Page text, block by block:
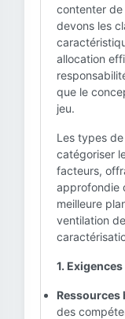
contenter de
devons les
allocation
que le
jeu.
Les types
catégoriser
facteurs,
approfondie
meilleure
ventilation
1.
Ressources
des